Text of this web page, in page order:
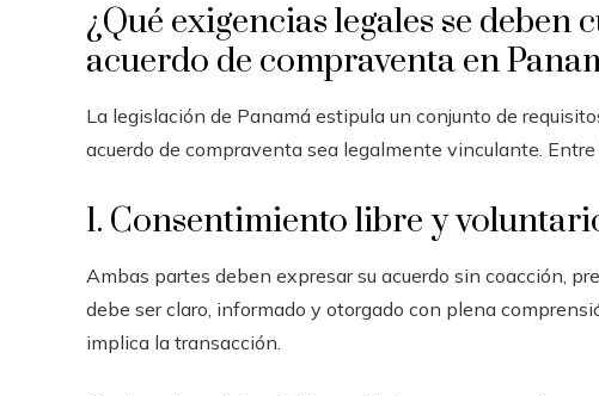
¿Qué exigencias legales se
acuerdo de compraventa en
La legislación de Panamá estipula un conjunto de
acuerdo de compraventa sea legalmente vinculante.
1. Consentimiento libre y
Ambas partes deben expresar su acuerdo sin coacción,
debe ser claro, informado y otorgado con plena
implica la transacción.